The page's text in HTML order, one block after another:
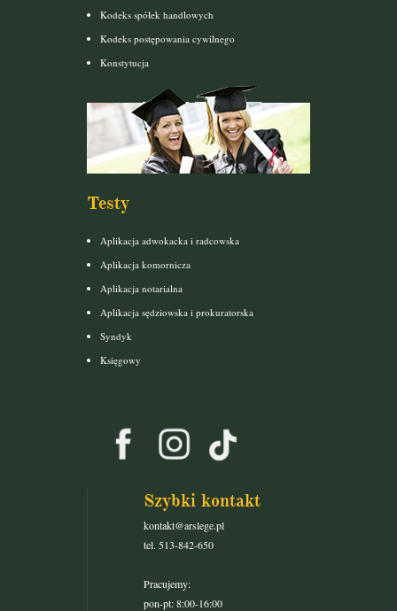
Kodeks spółek handlowych
Kodeks postępowania cywilnego
Konstytucja
Testy
Aplikacja adwokacka i radcowska
Aplikacja komornicza
Aplikacja notarialna
Aplikacja sędziowska i prokuratorska
Syndyk
Księgowy
Szybki kontakt
kontakt@arslege.pl
tel. 513-842-650
Pracujemy:
pon-pt: 8:00-16:00